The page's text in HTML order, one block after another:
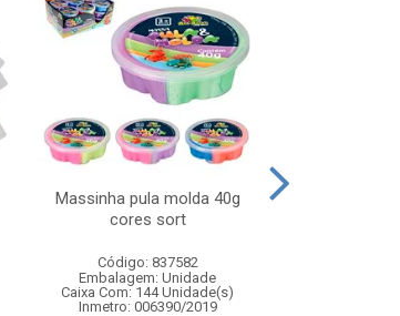
Massinha pula molda 40g
cores sort
Código: 837582
Embalagem: Unidade
Caixa Com: 144 Unidade(s)
Inmetro: 006390/2019